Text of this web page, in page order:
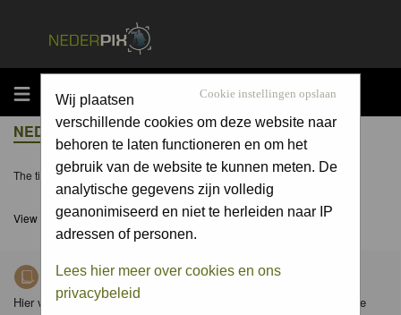
MENU Cookie instellingen opslaan
Wij plaatsen
verschillende cookies om deze website naar
behoren te laten functioneren en om het
gebruik van de website te kunnen meten. De
analytische gegevens zijn volledig
geanonimiseerd en niet te herleiden naar IP
adressen of personen.
Lees hier meer over cookies en ons
privacybeleid
NEDERPIX.NL FORUM INDEX
The time now is Sat 08 Aug 2026, 13:01
View unanswered posts
Richtlijnen voor Nederpix fotografen
Hier vind je de criteria waaraan foto's in de diverse albums dienen te